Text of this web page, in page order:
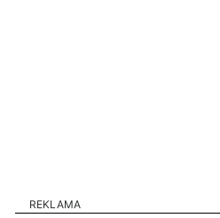
REKLAMA